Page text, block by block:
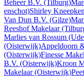
Beheer B.V. (Tilburg)
enschot)Shirley
Van Dun B.V. (Gilze)
Reeshof Makelaar
Marlies van Rossum
(Oisterwijk)Appeldoorn
(Oisterwijk)Finesse
B.V. (Oisterwijk)Kroon
Makelaar(Oisterwijk)